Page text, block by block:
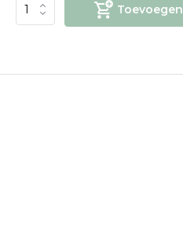
Toevoegen